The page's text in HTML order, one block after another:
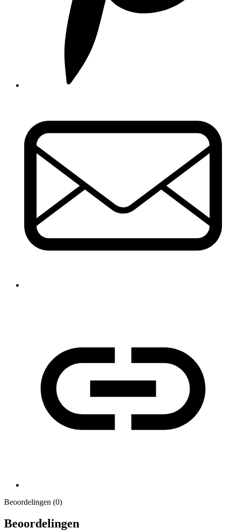
Beoordelingen (0)
Beoordelingen